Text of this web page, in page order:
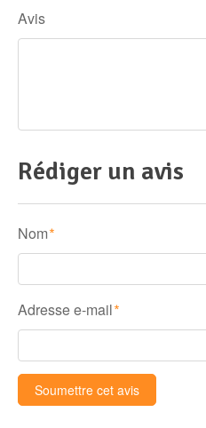
Avis
Rédiger un avis
Nom *
Adresse e-mail *